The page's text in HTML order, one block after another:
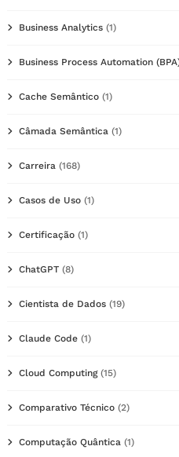
Business Analytics (1)
Business Process Automation
Cache Semântico (1)
Câmada Semântica (1)
Carreira (168)
Casos de Uso (1)
Certificação (1)
ChatGPT (8)
Cientista de Dados (19)
Claude Code (1)
Cloud Computing(15)
Comparativo Técnico (2)
Computação Quântica (1)